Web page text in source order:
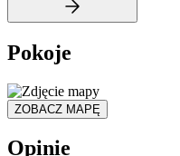
Pokoje
ZOBACZ MAPĘ
Opinie